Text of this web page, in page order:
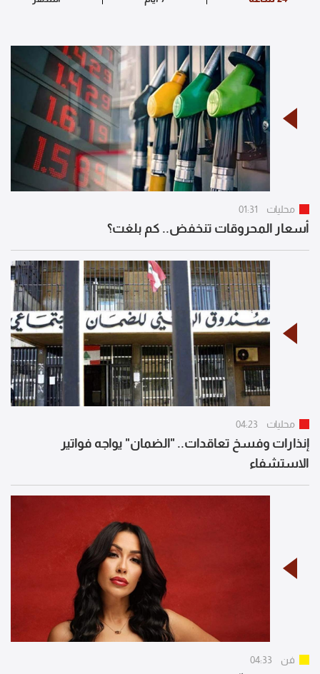
محليات 01:31
أسعار المحروقات تنخفض.. كم بلغت؟
محليات 04:23
إنذارات وفسخ تعاقدات.. "الضمان" يواجه فواتير
الاستشفاء
فن 04:33